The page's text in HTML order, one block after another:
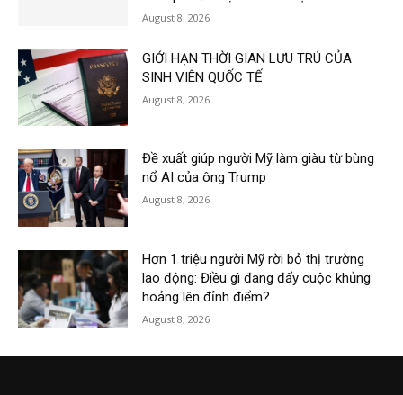
August 8, 2026
GIỚI HẠN THỜI GIAN LƯU TRÚ CỦA
SINH VIÊN QUỐC TẾ
August 8, 2026
Đề xuất giúp người Mỹ làm giàu từ bùng
nổ AI của ông Trump
August 8, 2026
Hơn 1 triệu người Mỹ rời bỏ thị trường
lao động: Điều gì đang đẩy cuộc khủng
hoảng lên đỉnh điểm?
August 8, 2026